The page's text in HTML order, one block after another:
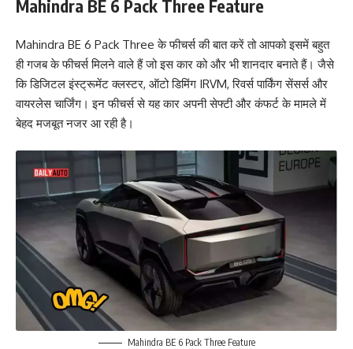
Mahindra BE 6 Pack Three Feature
Mahindra BE 6 Pack Three के फीचर्स की बात करें तो आपको इसमें बहुत
ही गजब के फीचर्स मिलने वाले हैं जो इस कार को और भी शानदार बनाते हैं। जैसे
कि डिजिटल इंस्ट्रूमेंट क्लस्टर, ऑटो डिमिंग IRVM, रिवर्स पार्किंग सेंसर्स और
वायरलेस चार्जिंग। इन फीचर्स से यह कार अपनी सेफ्टी और कंफर्ट के मामले में
बेहद मजबूत नजर आ रही है।
Mahindra BE 6 Pack Three Feature